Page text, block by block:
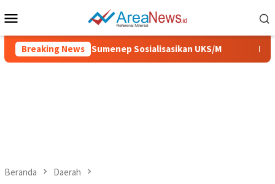
ke
Mobile
Breaking News
Pemkab Sumenep Sosialisasikan UKS/M IGIC
Beranda Daerah